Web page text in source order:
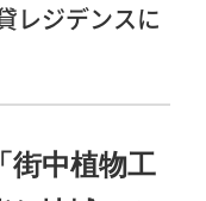
レジデンスに
街中植物工